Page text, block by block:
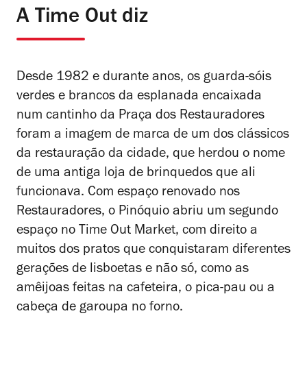
A Time Out diz
Desde 1982 e durante anos, os guarda-sóis
verdes e brancos da esplanada encaixada
num cantinho da Praça dos Restauradores
foram a imagem de marca de um dos clássicos
da restauração da cidade, que herdou o nome
de uma antiga loja de brinquedos que ali
funcionava. Com espaço renovado nos
Restauradores, o Pinóquio abriu um segundo
espaço no Time Out Market, com direito a
muitos dos pratos que conquistaram diferentes
gerações de lisboetas e não só, como as
amêijoas feitas na cafeteira, o pica-pau ou a
cabeça de garoupa no forno.